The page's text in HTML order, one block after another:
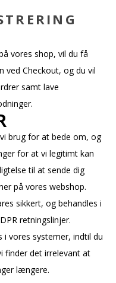
vores shop, vil du få
ved Checkout, og du vil
samt lave
brug for at bede om, og
for at vi legitimt kan
til at sende dig
på vores webshop.
sikkert, og behandles i
retningslinjer.
i vores systemer, indtil du
finder det irrelevant at
længere.